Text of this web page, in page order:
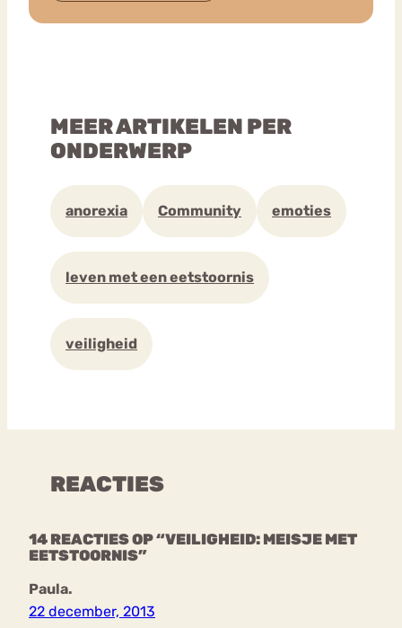
MEER ARTIKELEN PER
ONDERWERP
anorexia Community emoties
leven met een eetstoornis
veiligheid
REACTIES
14 REACTIES OP “VEILIGHEID: MEISJE MET
EETSTOORNIS”
Paula.
22 december, 2013